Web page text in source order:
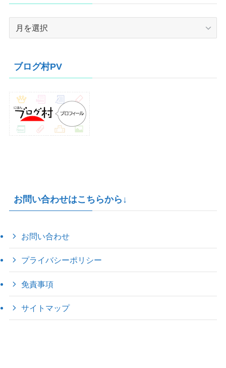
ブ
ブログ村PV
お問い合わせはこちらから↓
お問い合わせ
プライバシーポリシー
免責事項
サイトマップ